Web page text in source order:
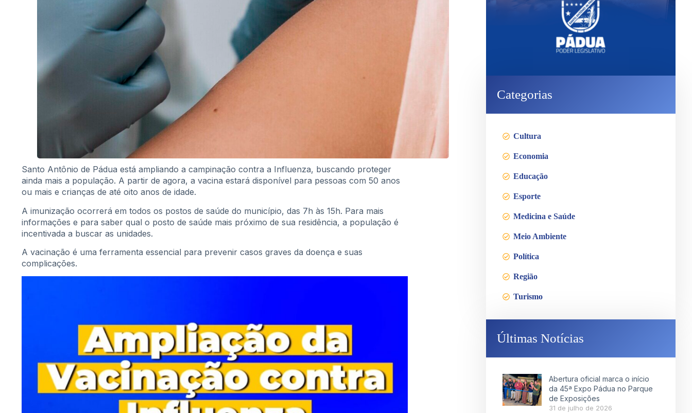
Santo Antônio de Pádua está ampliando a campinação contra a Influenza, buscando proteger
ainda mais a população. A partir de agora, a vacina estará disponível para pessoas com 50 anos
ou mais e crianças de até oito anos de idade.
A imunização ocorrerá em todos os postos de saúde do município, das 7h às 15h. Para mais
informações e para saber qual o posto de saúde mais próximo de sua residência, a população é
incentivada a buscar as unidades.
A vacinação é uma ferramenta essencial para prevenir casos graves da doença e suas
complicações.
Categorias
Cultura
Economia
Educação
Esporte
Medicina e Saúde
Meio Ambiente
Política
Região
Turismo
Últimas Notícias
Abertura oficial marca o início
da 45ª Expo Pádua no Parque
de Exposições
31 de julho de 2026